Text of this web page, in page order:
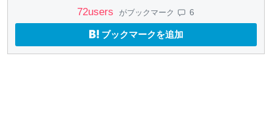
72users がブックマーク 6
ブックマークを追加